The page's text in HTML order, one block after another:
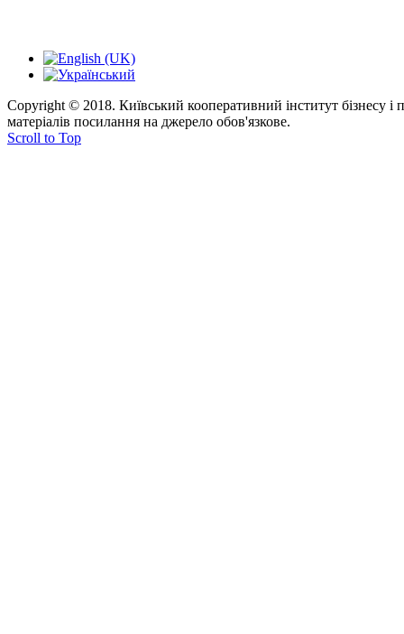
Copyright © 2018. Київський кооперативний інститут бізнесу
матеріалів посилання на джерело обов'язкове.
Scroll to Top